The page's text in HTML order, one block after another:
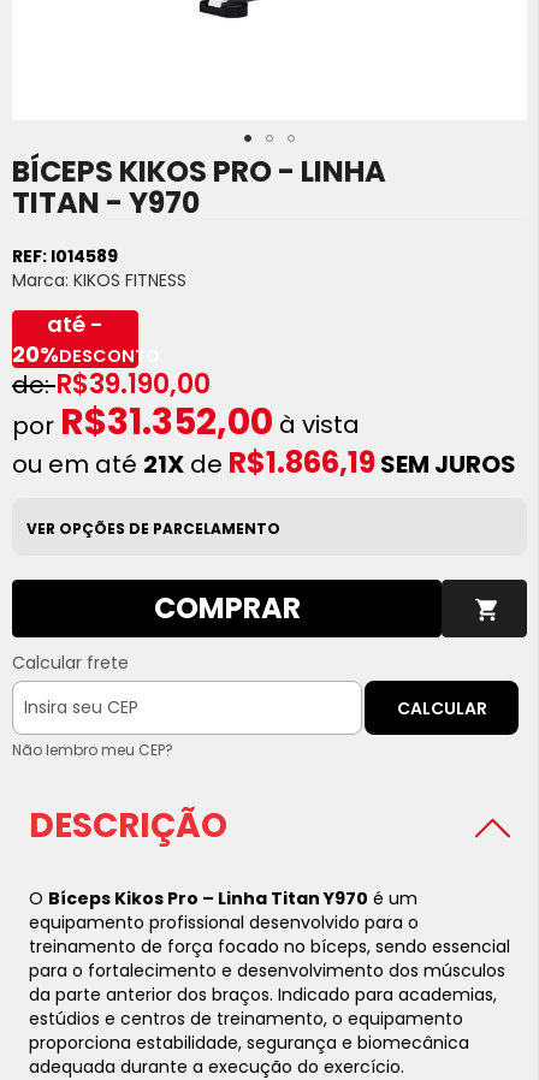
BÍCEPS KIKOS PRO - LINHA
TITAN - Y970
REF: I014589
Marca: KIKOS FITNESS
R$39.190,00
até -
20%DESCONTO
R$31.352,00 à vista
ou em até 21X de R$1.866,19SEM JUROS
VER OPÇÕES DE PARCELAMENTO
COMPRAR
Calcular frete
CALCULAR
Não lembro meu CEP?
Saltar
para
o
da
Galeria
de
imagens
DESCRIÇÃO
O Bíceps Kikos Pro – Linha Titan Y970 é um
equipamento profissional desenvolvido para o
treinamento de força focado no bíceps, sendo essencial
para o fortalecimento e desenvolvimento dos músculos
da parte anterior dos braços. Indicado para academias,
estúdios e centros de treinamento, o equipamento
proporciona estabilidade, segurança e biomecânica
adequada durante a execução do exercício.